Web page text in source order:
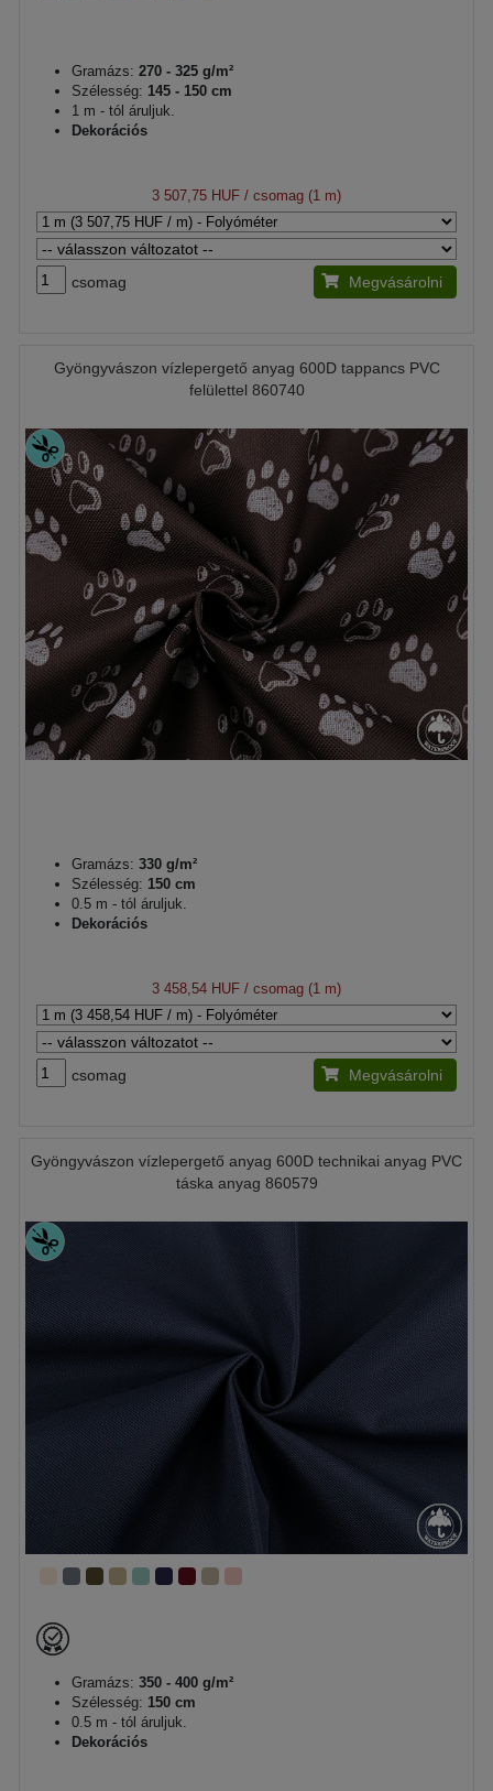
Gramázs: 270 - 325 g/m²
Szélesség: 145 - 150 cm
1 m - tól áruljuk.
Dekorációs
3 507,75 HUF / csomag (1 m)
csomag Megvásárolni
Gyöngyvászon vízlepergető anyag 600D tappancs PVC
felülettel 860740
Gramázs: 330 g/m²
Szélesség: 150 cm
0.5 m - tól áruljuk.
Dekorációs
3 458,54 HUF / csomag (1 m)
csomag Megvásárolni
Gyöngyvászon vízlepergető anyag 600D technikai anyag PVC
táska anyag 860579
Gramázs: 350 - 400 g/m²
Szélesség: 150 cm
0.5 m - tól áruljuk.
Dekorációs